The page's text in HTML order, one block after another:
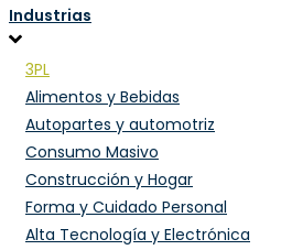
Industrias
3PL
Alimentos y Bebidas
Autopartes y automotriz
Consumo Masivo
Construcción y Hogar
Forma y Cuidado Personal
Alta Tecnología y Electrónica